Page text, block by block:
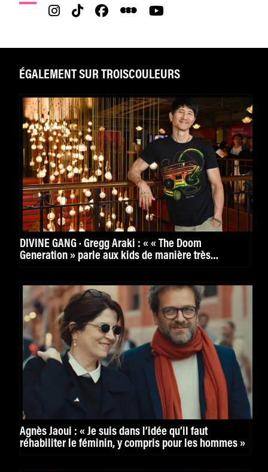
ÉGALEMENT SUR TROISCOULEURS
DIVINE GANG · Gregg Araki : « « The Doom
Generation » parle aux kids de manière très
Agnès Jaoui : « Je suis dans l’idée qu’il faut
réhabiliter le féminin, y compris pour les hommes »